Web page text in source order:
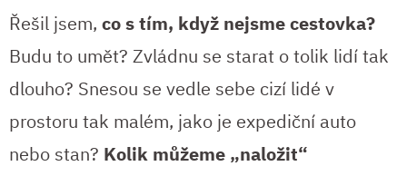
Řešil jsem, co s tím, když nejsme cestovka?
Budu to umět? Zvládnu se starat o tolik lidí tak
dlouho? Snesou se vedle sebe cizí lidé v
prostoru tak malém, jako je expediční auto
nebo stan? Kolik můžeme „naložit“